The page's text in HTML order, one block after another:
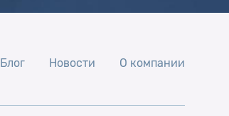
Блог Новости О компании